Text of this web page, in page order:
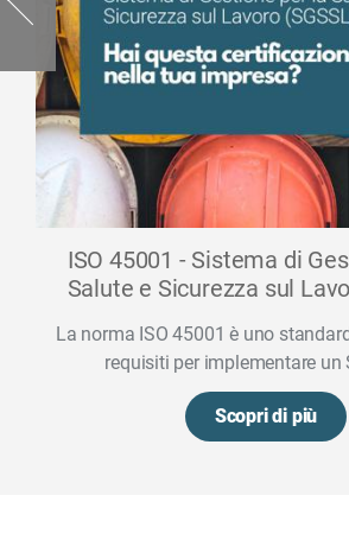
ISO 45001 - Sistema di
Salute e Sicurezza sul
La norma ISO 45001 è uno
requisiti per implementare un
Scopri di più